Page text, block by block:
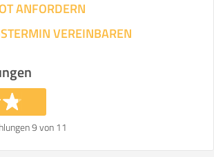
ANFORDERN
VEREINBAREN
9 von 11